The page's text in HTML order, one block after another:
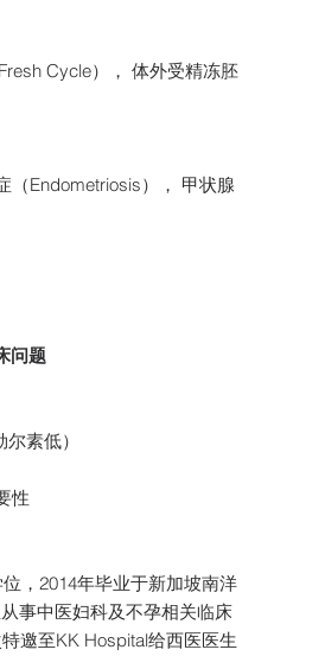
Cycle）， 体外受精冻胚
（Endometriosis）， 甲状腺
问题
素低）
性
，2014年毕业于新加坡南洋
事中医妇科及不孕相关临床
邀至KK Hospital给西医医生